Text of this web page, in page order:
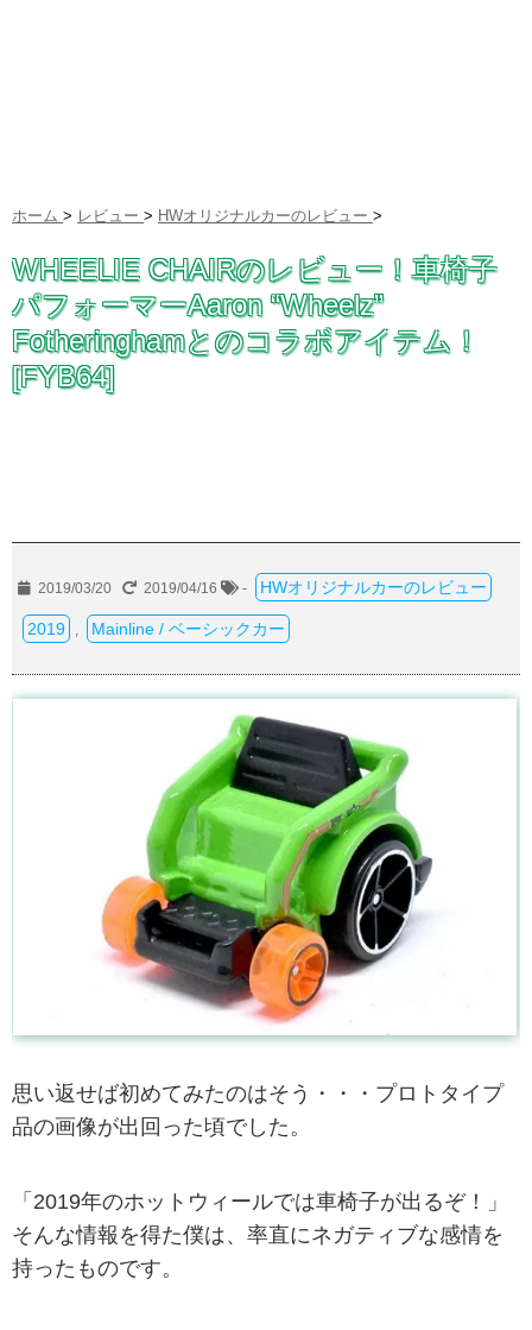
ホーム > レビュー > HWオリジナルカーのレビュー >
WHEELIE CHAIRのレビュー！車椅子
パフォーマーAaron “Wheelz”
Fotheringhamとのコラボアイテム！
[FYB64]
2019/03/20 2019/04/16 - HWオリジナルカーのレビュー
2019 Mainline / ベーシックカー
思い返せば初めてみたのはそう・・・プロトタイプ
品の画像が出回った頃でした。
「2019年のホットウィールでは車椅子が出るぞ！」
そんな情報を得た僕は、率直にネガティブな感情を
持ったものです。